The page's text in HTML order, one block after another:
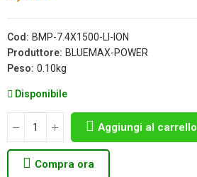
Cod: BMP-7.4X1500-LI-ION
Produttore: BLUEMAX-POWER
Peso: 0.10kg
Disponibile
Aggiungi al carrello
Compra ora